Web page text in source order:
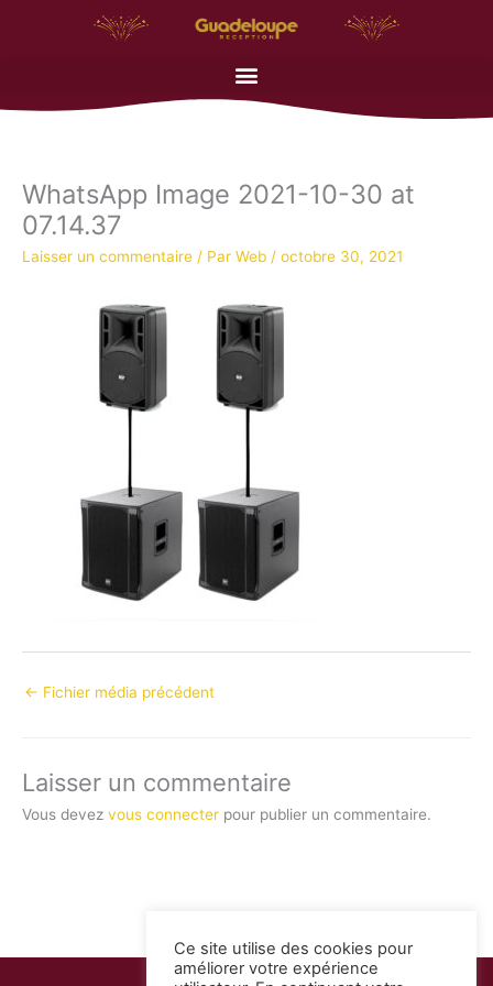
WhatsApp Image 2021-10-30 at
07.14.37
Laisser un commentaire / Par Web / octobre 30, 2021
← Fichier média précédent
Laisser un commentaire
Vous devez vous connecter pour publier un commentaire.
Ce site utilise des cookies pour
améliorer votre expérience